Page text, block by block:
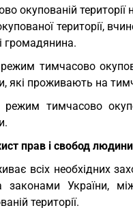
окупованій
території,
громадянина.
тимчасово
які проживають на
тимчасово
прав і свобод
всіх необхідних
законами України,
території.